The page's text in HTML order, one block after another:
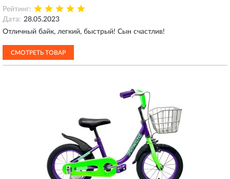
Рейтинг:
Дата: 28.05.2023
Отличный байк, легкий, быстрый! Сын счастлив!
СМОТРЕТЬ ТОВАР